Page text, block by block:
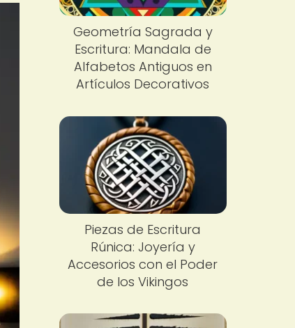
Geometría Sagrada y
Escritura: Mandala de
Alfabetos Antiguos en
Artículos Decorativos
Piezas de Escritura
Rúnica: Joyería y
Accesorios con el Poder
de los Vikingos